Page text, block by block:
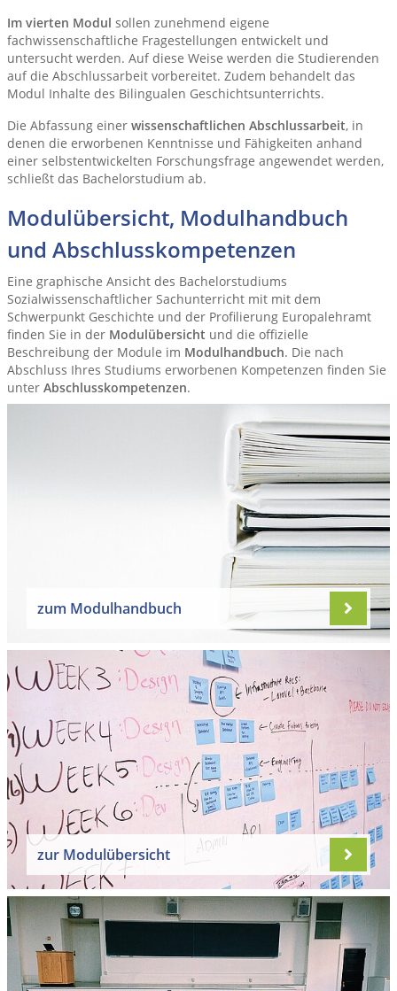
Im vierten Modul sollen zunehmend eigene
fachwissenschaftliche Fragestellungen entwickelt und
untersucht werden. Auf diese Weise werden die Studierenden
auf die Abschlussarbeit vorbereitet. Zudem behandelt das
Modul Inhalte des Bilingualen Geschichtsunterrichts.
Die Abfassung einer wissenschaftlichen Abschlussarbeit, in
denen die erworbenen Kenntnisse und Fähigkeiten anhand
einer selbstentwickelten Forschungsfrage angewendet werden,
schließt das Bachelorstudium ab.
Modulübersicht, Modulhandbuch
und Abschlusskompetenzen
Eine graphische Ansicht des Bachelorstudiums
Sozialwissenschaftlicher Sachunterricht mit mit dem
Schwerpunkt Geschichte und der Profilierung Europalehramt
finden Sie in der Modulübersicht und die offizielle
Beschreibung der Module im Modulhandbuch. Die nach
Abschluss Ihres Studiums erworbenen Kompetenzen finden Sie
unter Abschlusskompetenzen.
zum Modulhandbuch
zur Modulübersicht